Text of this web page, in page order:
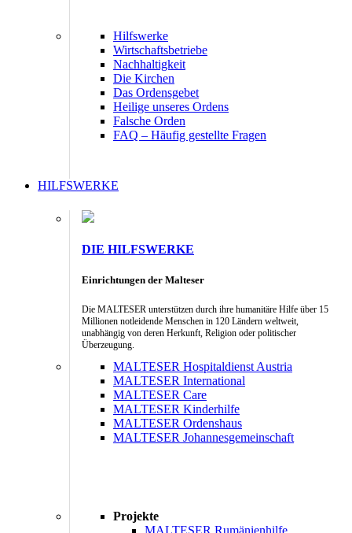
Hilfswerke
Wirtschaftsbetriebe
Nachhaltigkeit
Die Kirchen
Das Ordensgebet
Heilige unseres Ordens
Falsche Orden
FAQ – Häufig gestellte Fragen
HILFSWERKE
DIE HILFSWERKE
Einrichtungen der Malteser
Die MALTESER unterstützen durch ihre humanitäre Hilfe über 15
Millionen notleidende Menschen in 120 Ländern weltweit,
unabhängig von deren Herkunft, Religion oder politischer
Überzeugung.
MALTESER Hospitaldienst Austria
MALTESER International
MALTESER Care
MALTESER Kinderhilfe
MALTESER Ordenshaus
MALTESER Johannesgemeinschaft
Projekte
MALTESER Rumänienhilfe